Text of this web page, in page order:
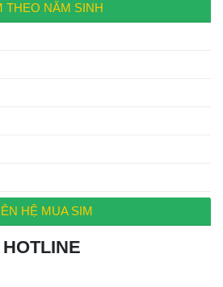
THEO NĂM SINH
HỆ MUA SIM
HOTLINE